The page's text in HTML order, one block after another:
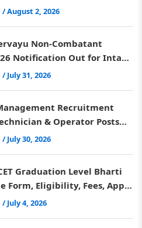
Form
/ August 2, 2026
Non-Combatant
Notification Out for Intake
Form
/ July 31, 2026
Recruitment
& Operator Posts
Apply Online
/ July 30, 2026
Graduation Level Bharti
Form, Eligibility, Fees, Apply
/ July 4, 2026